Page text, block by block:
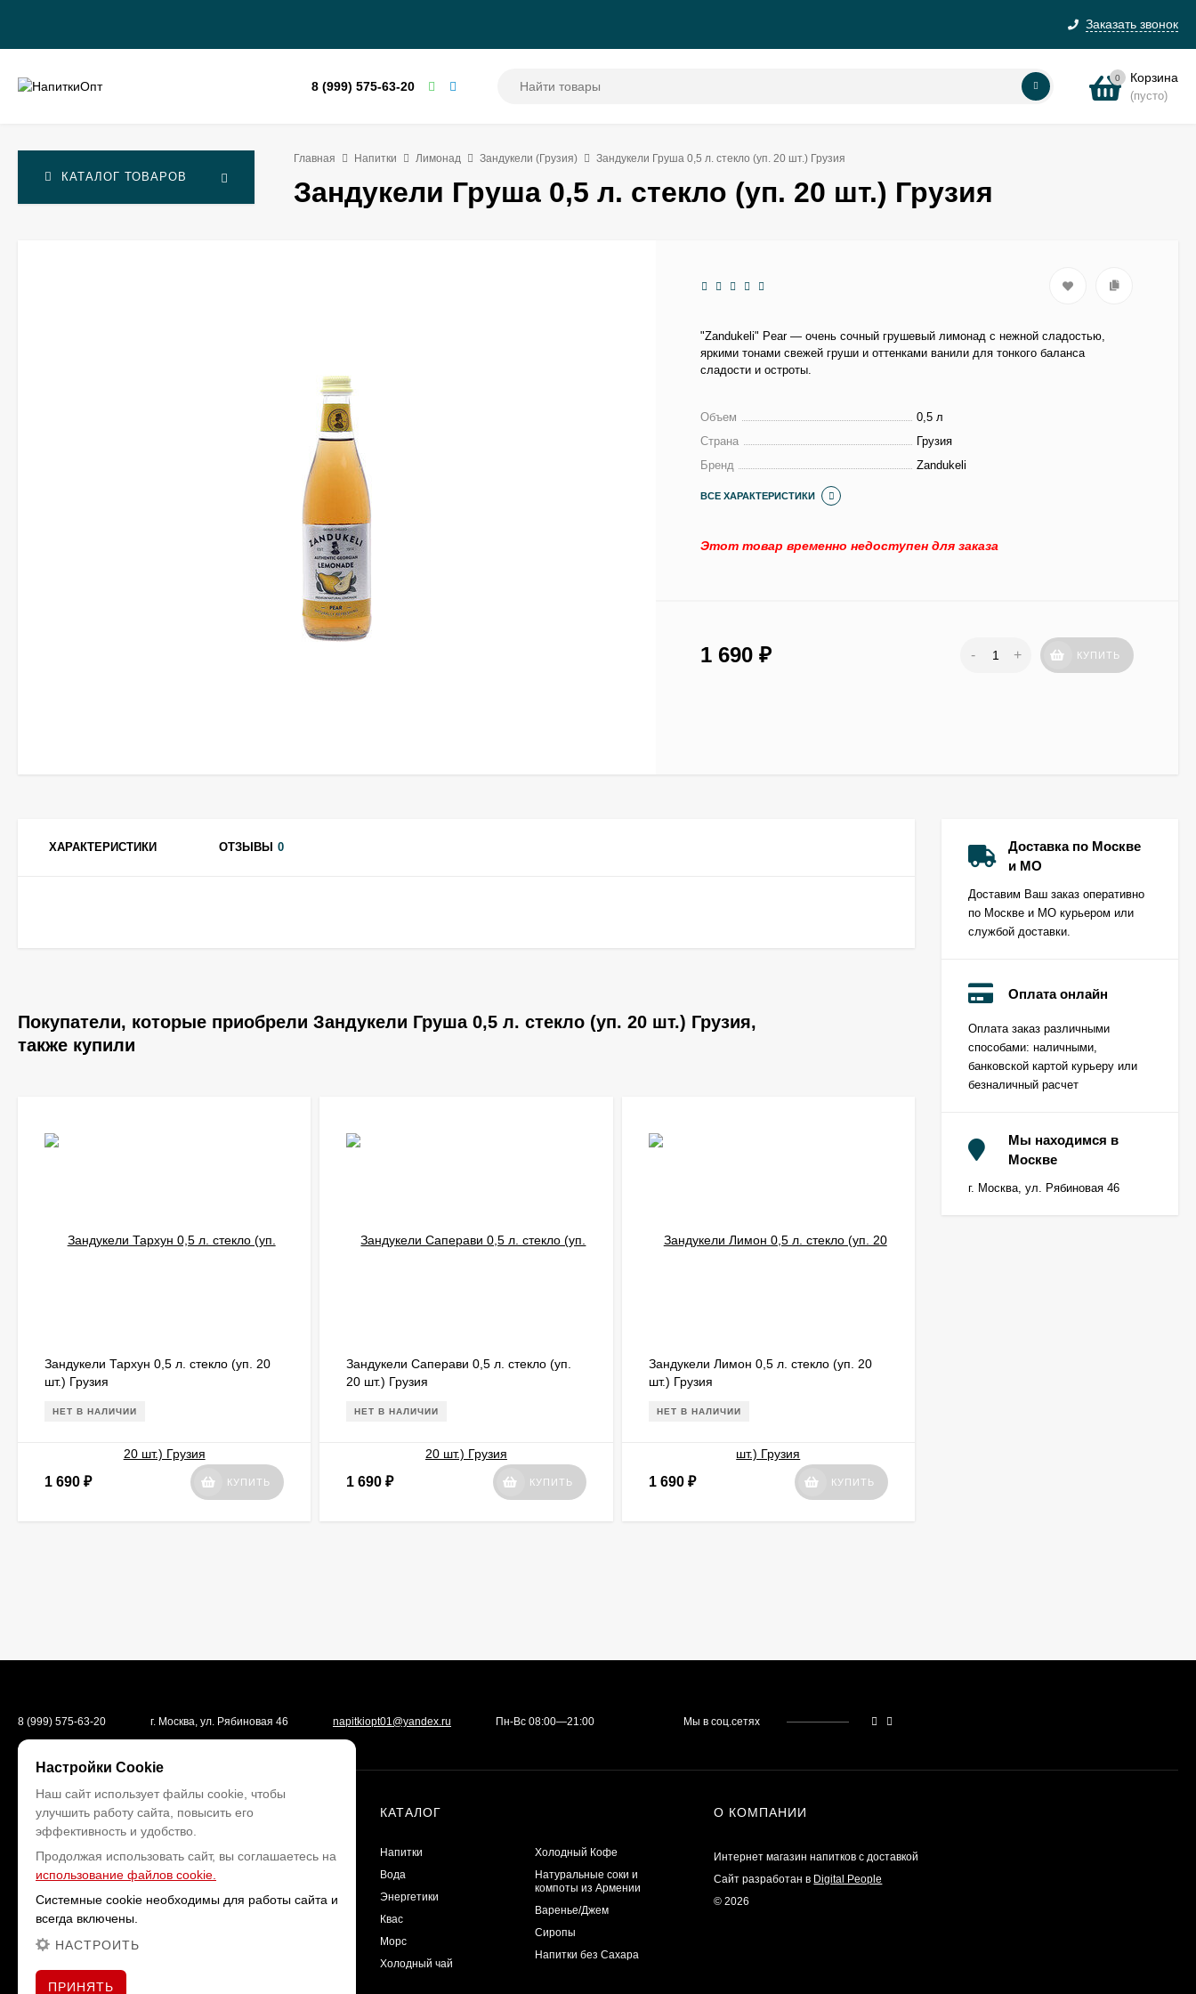
Заказать звонок
8 (999) 575-63-20
0 Корзина
(пусто)
КАТАЛОГ ТОВАРОВ
Главная Напитки Лимонад Зандукели (Грузия) Зандукели Груша 0,5 л. стекло (уп. 20 шт.) Грузия
Зандукели Груша 0,5 л. стекло (уп. 20 шт.) Грузия
"Zandukeli" Pear — очень сочный грушевый лимонад с нежной сладостью,
яркими тонами свежей груши и оттенками ванили для тонкого баланса
сладости и остроты.
Объем
0,5 л
Страна
Грузия
Бренд
Zandukeli
ВСЕ ХАРАКТЕРИСТИКИ
Этот товар временно недоступен для заказа
1 690₽ - + КУПИТЬ
ХАРАКТЕРИСТИКИ ОТЗЫВЫ 0
Покупатели, которые приобрели Зандукели Груша 0,5 л. стекло (уп. 20 шт.) Грузия,
также купили
Зандукели Тархун 0,5 л. стекло (уп. 20
шт.) Грузия
НЕТ В НАЛИЧИИ
1 690 ₽ КУПИТЬ
Зандукели Саперави 0,5 л. стекло (уп.
20 шт.) Грузия
НЕТ В НАЛИЧИИ
1 690₽ КУПИТЬ
Зандукели Лимон 0,5 л. стекло (уп. 20
шт.) Грузия
НЕТ В НАЛИЧИИ
1 690 ₽ КУПИТЬ
Доставка по Москве
и МО
Доставим Ваш заказ оперативно
по Москве и МО курьером или
службой доставки.
Оплата онлайн
Оплата заказ различными
способами: наличными,
банковской картой курьеру или
безналичный расчет
Мы находимся в
Москве
г. Москва, ул. Рябиновая 46
8 (999) 575-63-20 г. Москва, ул. Рябиновая 46 napitkiopt01@yandex.ru Пн-Вс 08:00—21:00 Мы в соц.сетях
Согласие на обработку
персональных данных
файлов cookie
Политика
конфиденциальности
Пользовательское
соглашение
МАГАЗИН КАТАЛОГ
Напитки
Вода
Энергетики
Квас
Морс
Холодный чай
Холодный Кофе
Натуральные соки и
компоты из Армении
Варенье/Джем
Сиропы
Напитки без Сахара
О КОМПАНИИ
Интернет магазин напитков с доставкой
Сайт разработан в Digital People
© 2026
Настройки Cookie
Наш сайт использует файлы cookie, чтобы
улучшить работу сайта, повысить его
эффективность и удобство.
Продолжая использовать сайт, вы соглашаетесь на
использование файлов cookie.
Системные cookie необходимы для работы сайта и
всегда включены.
НАСТРОИТЬ
ПРИНЯТЬ